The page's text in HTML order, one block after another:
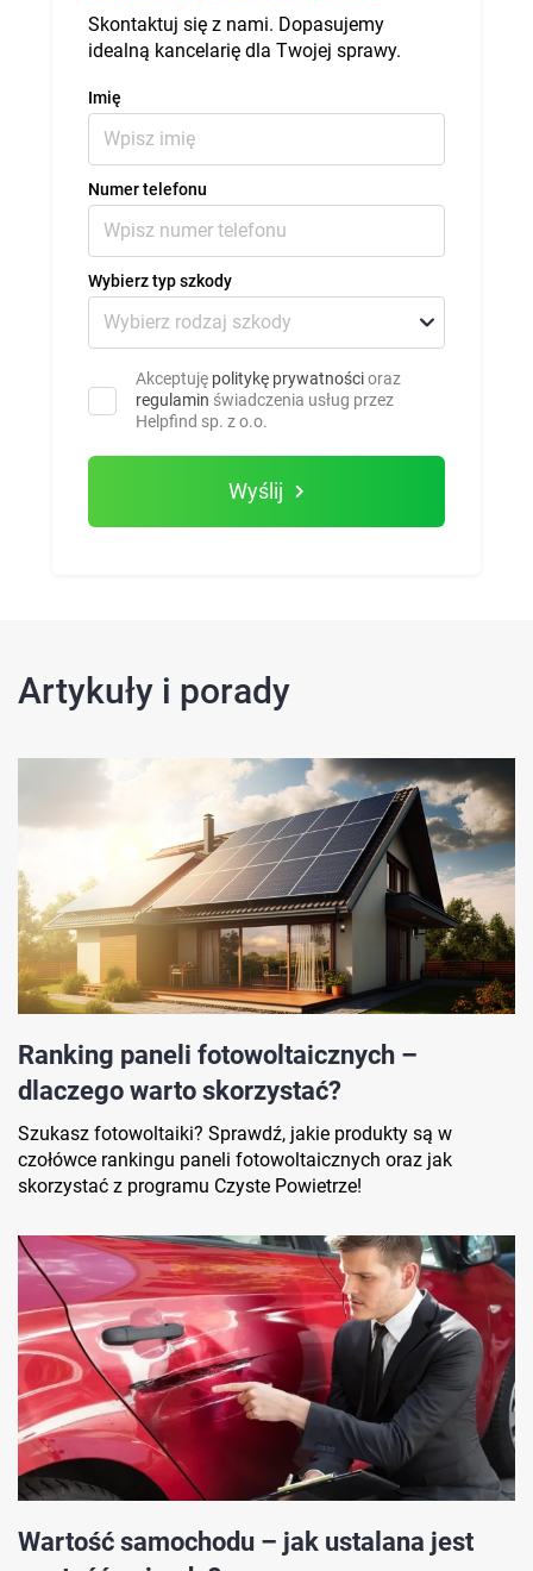
Skontaktuj się z nami. Dopasujemy
idealną kancelarię dla Twojej sprawy.
Imię
Numer telefonu
Wybierz typ szkody
Akceptuję politykę prywatnościoraz
regulamin świadczenia usług przez
Helpfind sp. z o.o.
Wyślij
Artykuły i porady
Ranking paneli fotowoltaicznych –
dlaczego warto skorzystać?
Szukasz fotowoltaiki? Sprawdź, jakie produkty są w
czołówce rankingu paneli fotowoltaicznych oraz jak
skorzystać z programu Czyste Powietrze!
Wartość samochodu – jak ustalana jest